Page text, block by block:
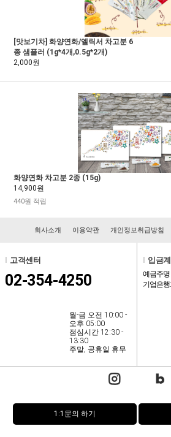
[맛보기차] 화양연화/엘릭서 차고분 6
종 샘플러 (1g*4개,0.5g*2개)
2,000원
화양연화 차고분 2종 (15g)
14,900원
440원 적립
회사소개 이용약관 개인정보취급방침
고객센터
02-354-4250
월-금 오전 10:00 -
오후 05:00
점심시간 12:30 -
13:30
주말, 공휴일 휴무
입금
예금주명
기업은행
1:1문의 하기